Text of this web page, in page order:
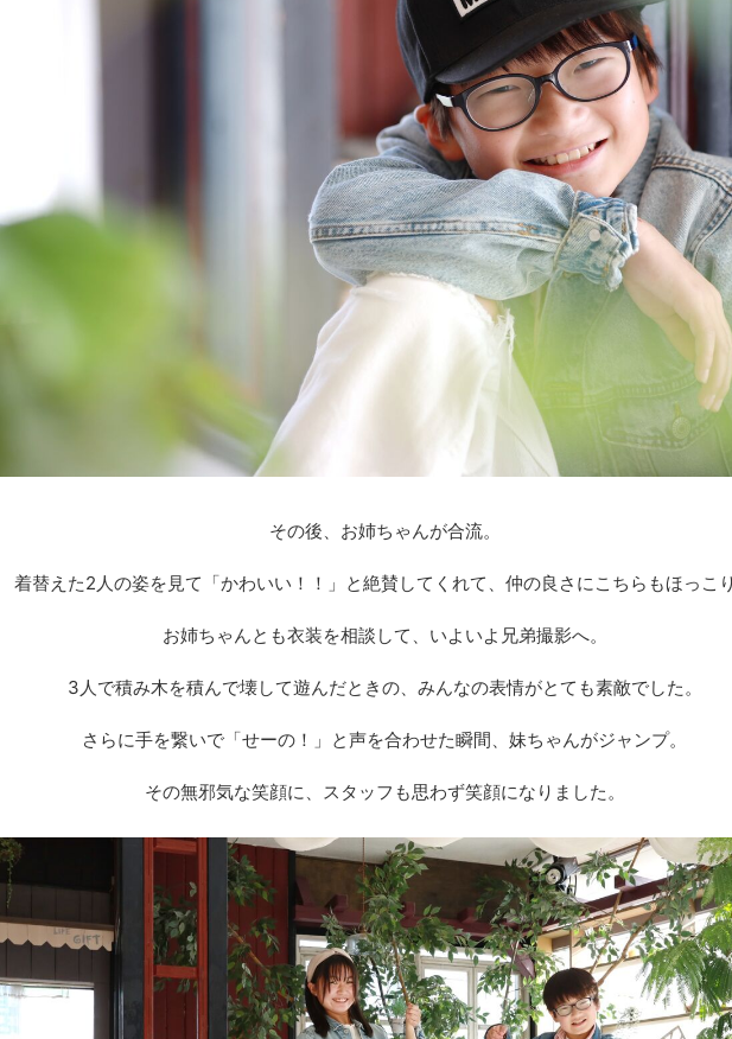
その後、お姉ちゃんが合流。
着替えた2人の姿を見て「かわいい！！」と絶賛してくれて、仲の良さにこちらもほっこり
お姉ちゃんとも衣装を相談して、いよいよ兄弟撮影へ。
3人で積み木を積んで壊して遊んだときの、みんなの表情がとても素敵でした。
さらに手を繋いで「せーの！」と声を合わせた瞬間、妹ちゃんがジャンプ。
その無邪気な笑顔に、スタッフも思わず笑顔になりました。